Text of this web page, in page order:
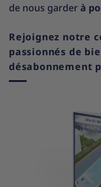
de nous garderà
Rejoignez notre
passionnés de
désabonnement